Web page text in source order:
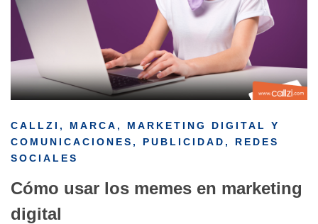
CALLZI , MARCA , MARKETING DIGITAL Y
COMUNICACIONES , PUBLICIDAD , REDES
SOCIALES
Cómo usar los memes en marketing
digital